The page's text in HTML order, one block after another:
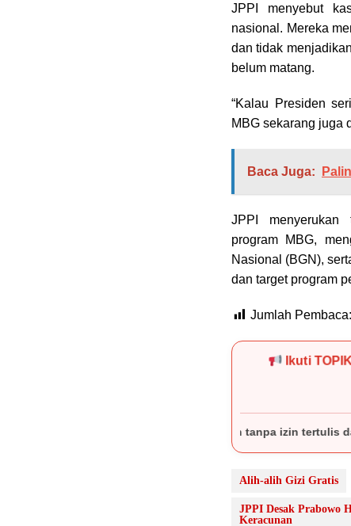
JPPI menyebut
nasional. Mereka
dan tidak
belum matang.
“Kalau Presiden
MBG sekarang juga
Baca Juga:
JPPI menyerukan
program MBG,
Nasional (BGN),
dan target program
Jumlah Pembaca:
Ikuti
apa pun tanpa izin tertulis dari redaksi
Alih-alih Gizi Gratis
JPPI Desak Prabowo
Keracunan